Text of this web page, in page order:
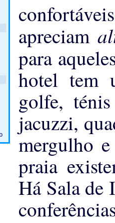
apreciam
para
hotel tem
golfe,
jacuzzi,
mergulho
praia
Há Sala de